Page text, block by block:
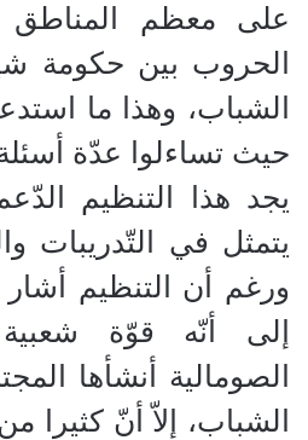
على معظم المناطق
الحروب بين حكومة
الشباب، وهذا ما
حيث تساءلوا عدّة
يجد هذا التنظيم
يتمثل في التّدريبات
ورغم أن التنظيم
إلى أنّه قوّة شعبية
الصومالية أنشأها
الشباب، إلاّ أنّ كثيرا